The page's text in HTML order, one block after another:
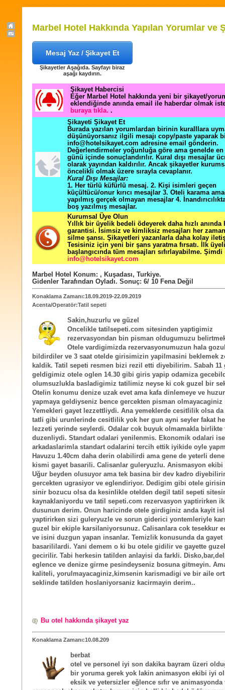
Marbel Hotel Hakkında Yapılan Yorumlar ve
Mesaj Yaz / Şikayet Et
Şikayetler Aşağıda. Sayfayı biraz
aşağı kaydırın.
Şikayet Habercisi
Eğer Marbel Hotel hakkında yeni bir şikayet/
eklendiğinde anında email ile haberdar olmak
buraya tıkla. .
Şikayeti Şikayet Et
Burada yazılan yorumlardan birinin kuralllara
düşünüyorsanız ilgili mesajı copy/paste yaparak
info@hotelsikayet.com adresine email gönderin.
Değerlendirmeler yoğunluğa göre ama genelde
günü içinde sonuçlandırılır. Kural dışı mesajlar
olarak yayından kaldırılır. Ancak şikayetler
öncelikli olmak üzere sırayla cevaplanır.
Kural Dışı Mesajlar:
1. Her türlü küfürlü mesaj. 2. Kişi isimleri geçen
küçültücü/onur kırıcı mesajlar 3. Oteli karama
yapılmış gerçek olmayan mesajlar 4.
boş yazılmış mesajlar.
Kurumsal Üye Olun
Yıllık bir üyelik bedeli ödeyerek daha hızlı
garantisi. İsimsiz ve kimliksiz mesajları her zaman
silme şansı. Şikayetleri yazanlarla daha kolay
Tesisiniz için yeni bir şans yaratma fırsatı. İlk
başlangıcında tüm mesajları sıfırlayabilme. Şimdi
info@hotelsikayet.com
Marbel Hotel Konum: , Kuşadası, Turkiye.
Gidenler Tarafından Oyladı. Sonuç: 6/ 10 Fena Değil
Konaklama Zamanı:18.09.2019-22.09.2019
Acenta/Operatör:Tatil sepeti
Sakin,huzurlu ve güzel
Oncelikle tatilsepeti.com sitesinden yaptigimiz
rezervasyondan bin pisman oldugumuzu
Otele vardigimizda rezervasyonumuzun hala
bildirdiler ve 3 saat otelde girisimizin yapilmasini beklemek
kaldik. Tatil sepeti resmen bizi rezil etti diyebilirim. Sabah 11
geldigimiz otele oglen 14.30 gibi giris yapip odamiza
olumsuzlukla basladigimiz tatilimiz neyse ki cok guzel bir
Otelin konumu denize uzak evet ama kafa dinlemeye ve
yapmaya geldiyseniz bence gercekten pisman olmayacaginiz
Yemekleri gayet lezzettliydi. Ana yemeklerde cesitlilik olsa da
tatli gibi urunlerinde cesitlilik yok her gun ayni seyler fakat
lezzeti yerinde seylerdi. Odalar cok buyuk olmamakla birlikte
duzenliydi. Standart odalari yenilenmis. Ekonomik odalari
arkadaslarimla standart odalarini tercih ettik iyikide oyle
Havuzu 1.40cm daha derin olabilirdi ama gene de yeterli
kismi gayet basarili. Calisanlar guleryuzlu. Anismasyon ekibi
Uğur beyden olusuyor ama tek basina bir dev kadro
gercekten ugrasiyor ve eglendiriyor. Dedigim gibi otele
sinir bozucu olsa da kesinlikle otelden degil tatil sepeti
kaynaklaniyordu ve tatil sepeti.com rezervasyon yaptirirken
dusunun derim. Onun haricinde otele girdiginiz anda kayit
yaptirirken sizi guleryuzle ve sorun giderici yontemleriyle
guzel bir ekiple karsilaniyorsunuz. Calisanlara cok tesekkur
ve isini duzgun yapan insanlar. Temizlik konusunda da gayet
basarililardi. Yani demem o ki bu otele gidilir ve gayette
gecirilir. Tabi herkesin tatilden anlayisi da farkli.
eglence ve denize girme pesindeyseniz bosuna gitmeyin.
kaliteli, yorulmayacaginiz,kimsenin karismadigi ve bir aile
seklinde tatilden hoslaniyorsaniz kacirmayin derim..
Bu otel hakkında şikayet yaz
Konaklama Zamanı:10.08.209
berbat
otel ve personel iyi son dakika bayram üzeri
bir yoruma gerek yok lakin animasyon ekibi iyi
eksik ve yetersizler eğlence sıfır ve animasyonda